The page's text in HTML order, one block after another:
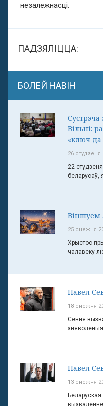
незалежнасці.
ПАДЗЯЛІЦЦА:
БОЛЕЙ НАВІН
Вільні:
«ключ да
26 студзеня
22
беларусаў,
Віншуем
25 снежня
Хрыстос
чалавеку
Павел
18 снежня
Сёння
Павел
13 снежня